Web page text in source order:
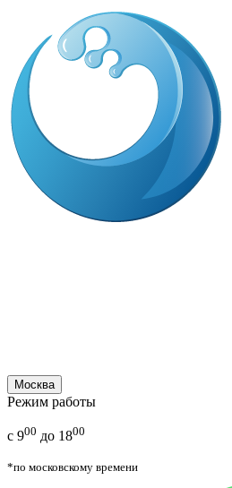
Москва
Режим работы
с 900 до 1800
*по московскому времени